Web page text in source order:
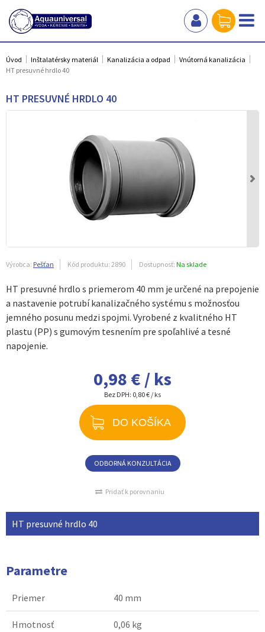
Úvod Inštalatérsky materiál Kanalizácia a odpad
Vnútorná kanalizácia
HT presuvné hrdlo 40
HT PRESUVNÉ HRDLO 40
Výrobca: Pešťan Kód produktu: 2890 Dostupnosť: Na sklade
HT presuvné hrdlo s priemerom 40 mm je určené na prepojenie
a nastavenie potrubí kanalizačného systému s možnosťou
jemného posunu medzi spojmi. Vyrobené z kvalitného HT
plastu (PP) s gumovým tesnením pre spoľahlivé a tesné
napojenie.
0,98 € / ks
Bez DPH: 0,80 € / ks
DO KOŠÍKA
ODBORNÁ KONZULTÁCIA
Pridať k porovnaniu
HT presuvné hrdlo 40
Parametre
Priemer 40 mm
Hmotnosť 0,06 kg